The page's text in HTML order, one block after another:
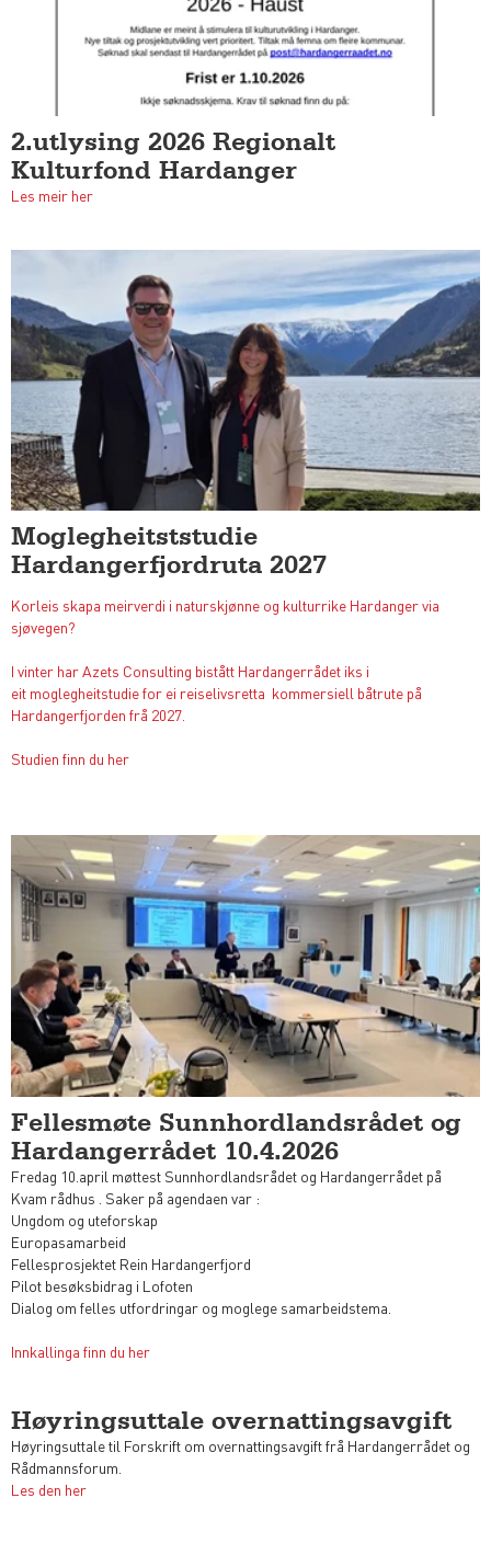
2.utlysing 2026 Regionalt
Kulturfond Hardanger
Les meir her
Moglegheitststudie
Hardangerfjordruta 2027
Korleis skapa meirverdi i naturskjønne og kulturrike Hardanger via
sjøvegen?
I vinter har Azets Consulting bistått Hardangerrådet iks i
eit moglegheitstudie for ei reiselivsretta kommersiell båtrute på
Hardangerfjorden frå 2027.
Studien finn du her
Fellesmøte Sunnhordlandsrådet og
Hardangerrådet 10.4.2026
Fredag 10.april møttest Sunnhordlandsrådet og Hardangerrådet på
Kvam rådhus . Saker på agendaen var :
Ungdom og uteforskap
Europasamarbeid
Fellesprosjektet Rein Hardangerfjord
Pilot besøksbidrag i Lofoten
Dialog om felles utfordringar og moglege samarbeidstema.
Innkallinga finn du her
Høyringsuttale overnattingsavgift
Høyringsuttale til Forskrift om overnattingsavgift frå Hardangerrådet og
Rådmannsforum.
Les den her